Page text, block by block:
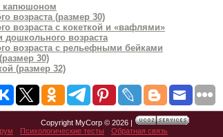
капюшоном
возраста (размер 30)
возраста с кокеткой и «вафлями»
дошкольного возраста
возраста с рельефными бейками
30)
(размер 32)
Copyright MyCorp © 2026 |
Психологические тесты Обратная связь